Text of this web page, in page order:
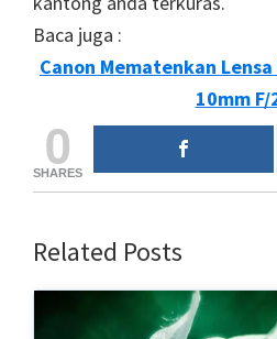
Baca juga :
Canon Mematenkan
10mm F/
0
SHARES
Related Posts